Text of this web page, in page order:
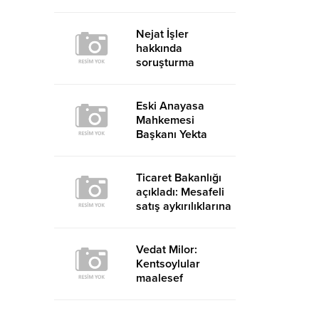
Nejat İşler
hakkında
soruşturma
Eski Anayasa
Mahkemesi
Başkanı Yekta
iktidara güvenerek
böyle kararlar
alıyor
Ticaret Bakanlığı
açıkladı: Mesafeli
satış aykırılıklarına
Vedat Milor:
Kentsoylular
maalesef